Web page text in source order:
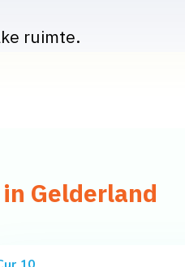
ruimte.
Gelderland